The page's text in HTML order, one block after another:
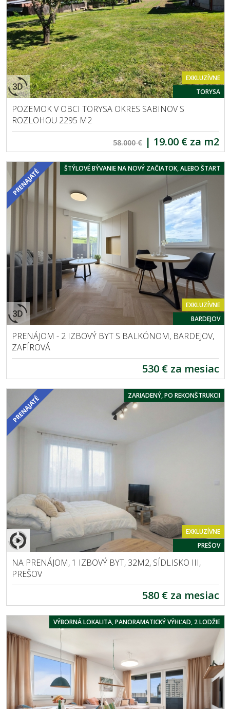
EXKLUZÍVNE
TORYSA
POZEMOK V OBCI TORYSA OKRES SABINOV S
ROZLOHOU 2295 M2
58.000 € | 19.00 € za m2
ŠTÝLOVÉ BÝVANIE NA NOVÝ ZAČIATOK, ALEBO ŠTART
EXKLUZÍVNE
BARDEJOV
PRENÁJOM - 2 IZBOVÝ BYT S BALKÓNOM, BARDEJOV,
ZAFÍROVÁ
530 € za mesiac
ZARIADENÝ, PO REKONŠTRUKCII
EXKLUZÍVNE
PREŠOV
NA PRENÁJOM, 1 IZBOVÝ BYT, 32M2, SÍDLISKO III,
PREŠOV
580 € za mesiac
VÝBORNÁ LOKALITA, PANORAMATICKÝ VÝHĽAD, 2 LODŽIE